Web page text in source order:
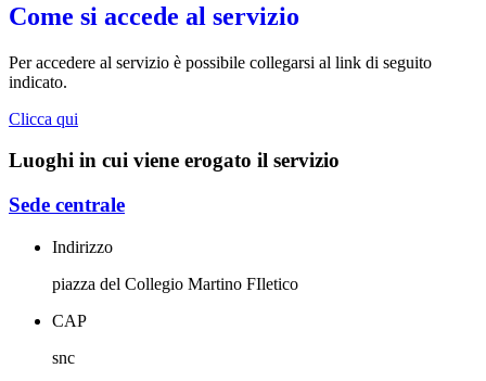
Come si accede al servizio
Per accedere al servizio è possibile collegarsi al link di seguito
indicato.
Clicca qui
Luoghi in cui viene erogato il servizio
Sede centrale
Indirizzo
piazza del Collegio Martino FIletico
CAP
snc